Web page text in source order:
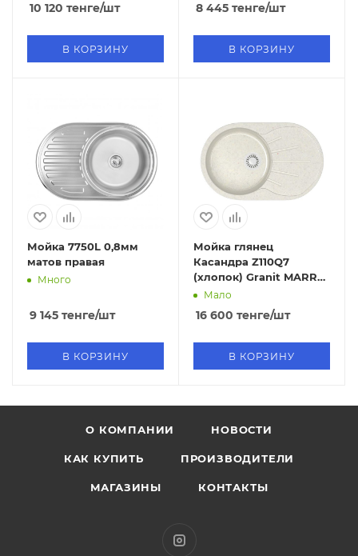
10 120 тенге/шт
В КОРЗИНУ
8 445 тенге/шт
В КОРЗИНУ
Мойка 7750L 0,8мм
матов правая
Много
9 145 тенге/шт
В КОРЗИНУ
Мойка глянец
Касандра Z110Q7
(хлопок) Granit MARR
(к)Мало
16 600 тенге/шт
В КОРЗИНУ
О КОМПАНИИ НОВОСТИ
КАК КУПИТЬ ПРОИЗВОДИТЕЛИ
МАГАЗИНЫ КОНТАКТЫ